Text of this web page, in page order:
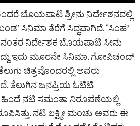
ಬೊಯಪಾಟಿ ಶ್ರೀನು ನಿರ್ದೇಶನದಲ್ಲಿ
ಸಿನಿಮಾ ತೆರೆಗೆ ಸಿದ್ಧವಾಗಿದೆ. ‘ಸಿಂಹ’
ನಂತರ ನಿರ್ದೇಶಕ ಬೊಯಪಾಟಿ ಸೀನು
ಇದು ಮೂರನೇ ಸಿನಿಮಾ. ಗೋಪಿಚಂದ್‌
ಚಿತ್ರವೊಂದರಲ್ಲಿ ಅವರು
ತೆಲುಗಿನ ಜನಪ್ರಿಯ ಓಟಿಟಿ
ಹಿಂದೆ ನಟಿ ಸಮಂತಾ ನಿರೂಪಣೆಯಲ್ಲಿ
ನಟಿ ಲಕ್ಷ್ಮೀ ಮಂಚು ಅವರು ಈ